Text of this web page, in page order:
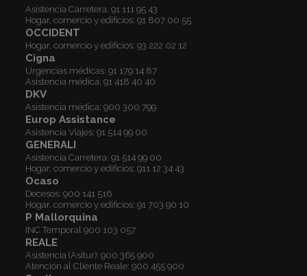
Asistencia Carretera:91 111 95 43
Hogar, comercio y edificios:91 807 00 55
OCCIDENT
Hogar, comercio y edificios:93 222 02 12
Cigna
Urgencias médicas:91 179 14 87
Asistencia médica:91 418 40 40
DKV
Asistencia médica:900 300 799
Europ Assistance
Asistencia Viajes:91 514 99 00
GENERALI
Asistencia Carretera:91 514 99 00
Hogar, comercio y edificios:911 12 34 43
Ocaso
Decesos:900 141 516
Hogar, comercio y edificios:91 703 90 10
P Mallorquina
INC Temporal900 103 057
REALE
Asistencia (Asitur):900 365 900
Atención al Cliente Reale:900 455 900